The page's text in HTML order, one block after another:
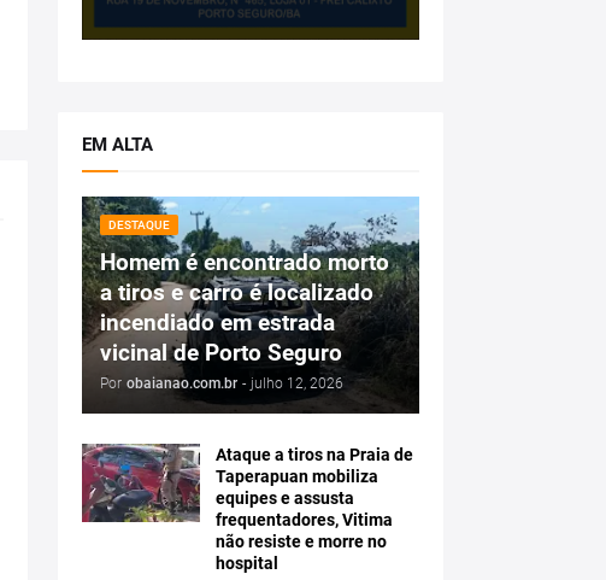
EM ALTA
DESTAQUE
Homem é encontrado morto
a tiros e carro é localizado
incendiado em estrada
vicinal de Porto Seguro
Por obaianao.com.br - julho 12, 2026
Ataque a tiros na Praia de
Taperapuan mobiliza
equipes e assusta
frequentadores, Vitima
não resiste e morre no
hospital